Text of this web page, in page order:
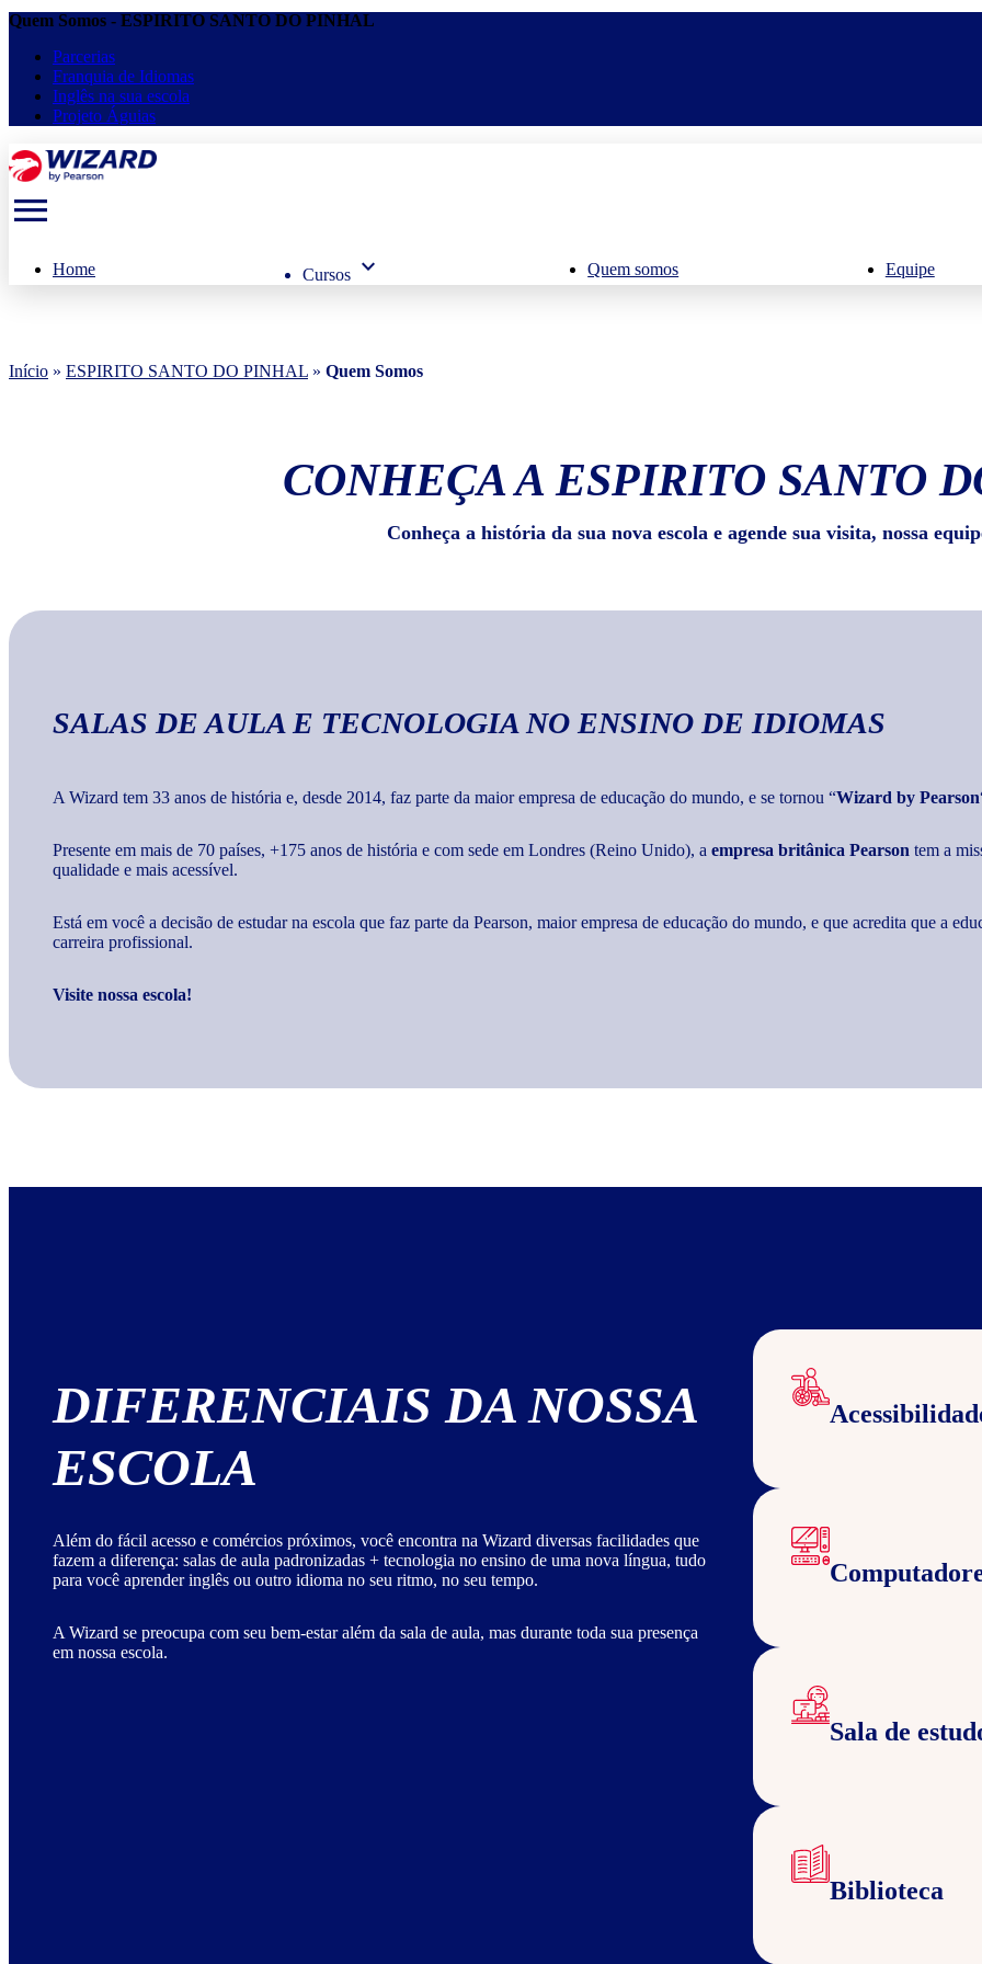
Quem Somos - ESPIRITO SANTO DO PINHAL
Parcerias
Franquia de Idiomas
Inglês na sua escola
Projeto Águias
menu
Home Cursos keyboard_arrow_down Quem somos Equipe
Início » ESPIRITO SANTO DO PINHAL » Quem Somos
CONHEÇA A ESPIRITO SANTO
Conheça a história da sua nova escola e agende sua visita, nossa
SALAS DE AULA E TECNOLOGIA NO ENSINO DE IDIOMAS
A Wizard tem 33 anos de história e, desde 2014, faz parte da maior empresa de educação do mundo, e se tornou “Wizard by Pearson
Presente em mais de 70 países, +175 anos de história e com sede em Londres (Reino Unido), a empresa britânica Pearson tem a
qualidade e mais acessível.
Está em você a decisão de estudar na escola que faz parte da Pearson, maior empresa de educação do mundo, e que acredita que a
carreira profissional.
Visite nossa escola!
DIFERENCIAIS DA NOSSA
ESCOLA
Além do fácil acesso e comércios próximos, você encontra na Wizard diversas facilidades que
fazem a diferença: salas de aula padronizadas + tecnologia no ensino de uma nova língua, tudo
para você aprender inglês ou outro idioma no seu ritmo, no seu tempo.
A Wizard se preocupa com seu bem-estar além da sala de aula, mas durante toda sua presença
em nossa escola.
Sala de
Biblioteca